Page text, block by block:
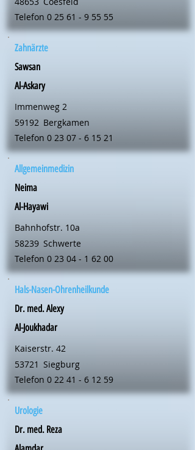
Telefon 0 25 61 - 9 55 55
Zahnärzte
Sawsan
Al-Askary
Immenweg 2
59192 Bergkamen
Telefon 0 23 07 - 6 15 21
Allgemeinmedizin
Neima
Al-Hayawi
Bahnhofstr. 10a
58239 Schwerte
Telefon 0 23 04 - 1 62 00
Hals-Nasen-Ohrenheilkunde
Dr. med. Alexy
Al-Joukhadar
Kaiserstr. 42
53721 Siegburg
Telefon 0 22 41 - 6 12 59
Urologie
Dr. med. Reza